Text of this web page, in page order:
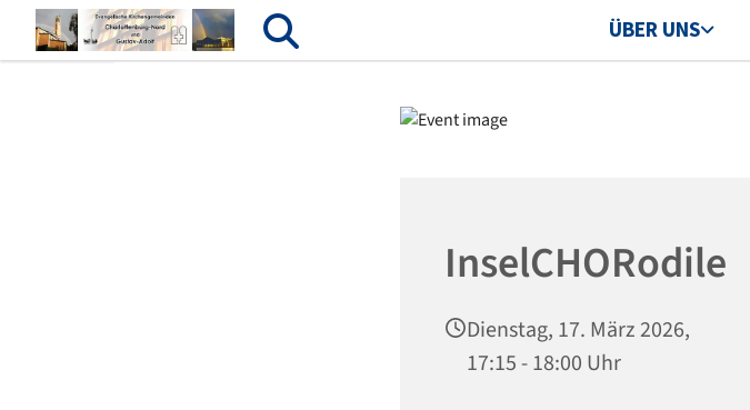
ÜBER UNS
InselCHORodile
Dienstag, 17. März 2026,
17:15 - 18:00 Uhr